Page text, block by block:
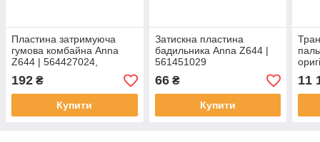
Пластина затримуюча
гумова комбайна Anna
Z644 | 564427024,
5644270240
192 ₴
Купити
Затискна пластина
бадильника Anna Z644 |
561451029
66₴
Купити
11